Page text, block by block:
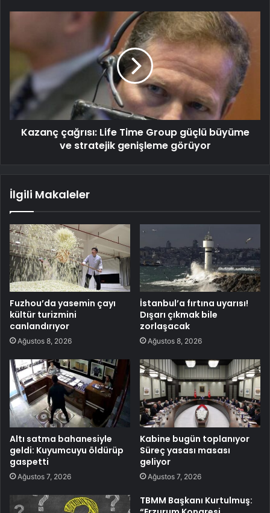
Kazanç çağrısı: Life Time Group güçlü büyüme
ve stratejik genişleme görüyor
İlgili Makaleler
Fuzhou’da yasemin çayı
kültür turizmini
canlandırıyor
Ağustos 8, 2026
İstanbul’a fırtına uyarısı!
Dışarı çıkmak bile
zorlaşacak
Ağustos 8, 2026
Altı satma bahanesiyle
geldi: Kuyumcuyu öldürüp
gaspetti
Ağustos 7, 2026
Kabine bugün toplanıyor
Süreç yasası masası
geliyor
Ağustos 7, 2026
TBMM Başkanı Kurtulmuş: